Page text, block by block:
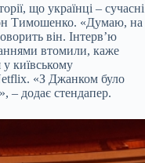
що українці – сучасні
Тимошенко. «Думаю, на
він. Інтерв’ю
втомили, каже
київському
«З Джанком було
– додає стендапер.